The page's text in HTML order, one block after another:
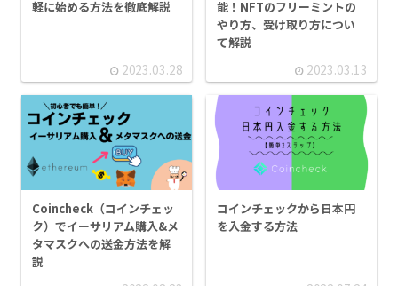
軽に始める方法を徹底解説
2023.03.28
能！NFTのフリーミントの
やり方、受け取り方につい
て解説
2023.03.13
Coincheck（コインチェッ
ク）でイーサリアム購入&メ
タマスクへの送金方法を解
説
コインチェックから日本円
を入金する方法